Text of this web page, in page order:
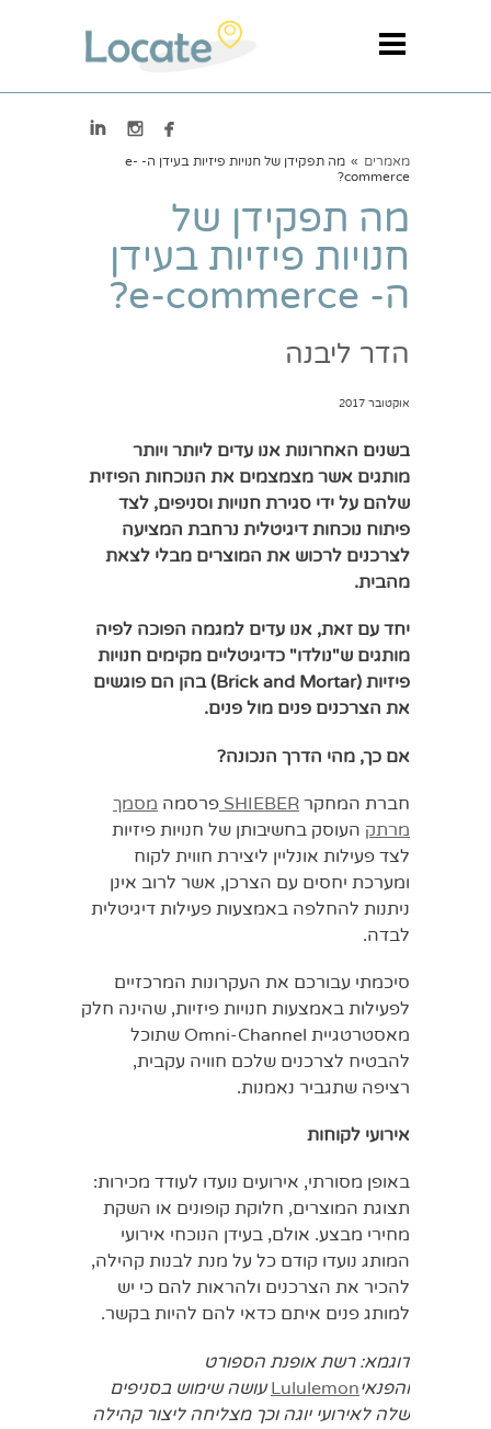



מאמרים »
מה תפקידן של חנויות פיזיות בעידן ה- e-
commerce?
מה תפקידן של
חנויות פיזיות בעידן
ה- e-commerce?
הדר ליבנה
אוקטובר 2017
בשנים האחרונות אנו עדים ליותר ויותר
מותגים אשר מצמצמים את הנוכחות הפיזית
שלהם על ידי סגירת חנויות וסניפים, לצד
פיתוח נוכחות דיגיטלית נרחבת המציעה
לצרכנים לרכוש את המוצרים מבלי לצאת
מהבית.
יחד עם זאת, אנו עדים למגמה הפוכה לפיה
מותגים ש"נולדו" כדיגיטליים מקימים חנויות
פיזיות (Brick and Mortar) בהן הם פוגשים
את הצרכנים פנים מול פנים.
אם כך, מהי הדרך הנכונה?
חברת המחקר SHIEBER פרסמה מסמך
מרתק העוסק בחשיבותן של חנויות פיזיות
לצד פעילות אונליין ליצירת חווית לקוח
ומערכת יחסים עם הצרכן, אשר לרוב אינן
ניתנות להחלפה באמצעות פעילות דיגיטלית
לבדה.
סיכמתי עבורכם את העקרונות המרכזיים
לפעילות באמצעות חנויות פיזיות, שהינה חלק
מאסטרטגיית Omni-Channel שתוכל
להבטיח לצרכנים שלכם חוויה עקבית,
רציפה שתגביר נאמנות.
אירועי לקוחות
באופן מסורתי, אירועים נועדו לעודד מכירות:
תצוגת המוצרים, חלוקת קופונים או השקת
מחירי מבצע. אולם, בעידן הנוכחי אירועי
המותג נועדו קודם כל על מנת לבנות קהילה,
להכיר את הצרכנים ולהראות להם כי יש
למותג פנים איתם כדאי להם להיות בקשר.
דוגמא: רשת אופנת הספורט
והפנאיLululemon עושה שימוש בסניפים
שלה לאירועי יוגה וכך מצליחה ליצור קהילה